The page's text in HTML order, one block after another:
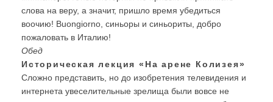
слова на веру, а значит, пришло время убедиться
воочию! Buongiorno, синьоры и синьориты, добро
пожаловать в Италию!
Обед
Историческая лекция «На арене Колизея»
Сложно представить, но до изобретения телевидения и
интернета увеселительные зрелища были вовсе не